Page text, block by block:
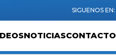
NOTICIASCONTACTO